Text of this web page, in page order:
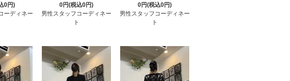
0円)
ーディネー
0円(税込0円)
男性スタッフコーディネー
ト
0円(税込0円)
男性スタッフコーディネー
ト